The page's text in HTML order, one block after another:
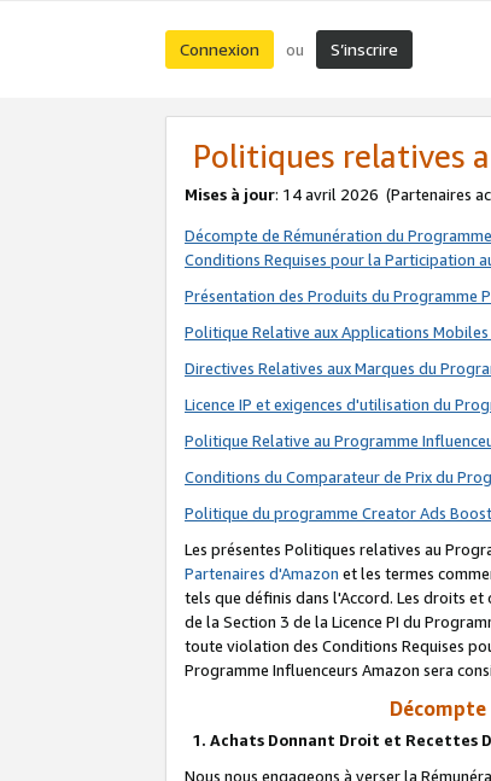
Connexion ou S’inscrire
Politiques relatives
Mises à jour: 14 avril 2026 (Partenaires
Décompte de Rémunération du
Conditions Requises pour la Participation
Présentation des Produits du Programme
Politique Relative aux Applications
Directives Relatives aux Marques du
Licence IP et exigences d'utilisation du
Politique Relative au Programme
Conditions du Comparateur de Prix du
Politique du programme Creator Ads Boost
Les présentes Politiques relatives au
Partenaires d'Amazon et les termes
tels que définis dans l'Accord. Les droits
de la Section 3 de la Licence PI du
toute violation des Conditions Requises
Programme Influenceurs Amazon sera
1. Achats Donnant Droit et Recettes
Nous nous engageons à verser la